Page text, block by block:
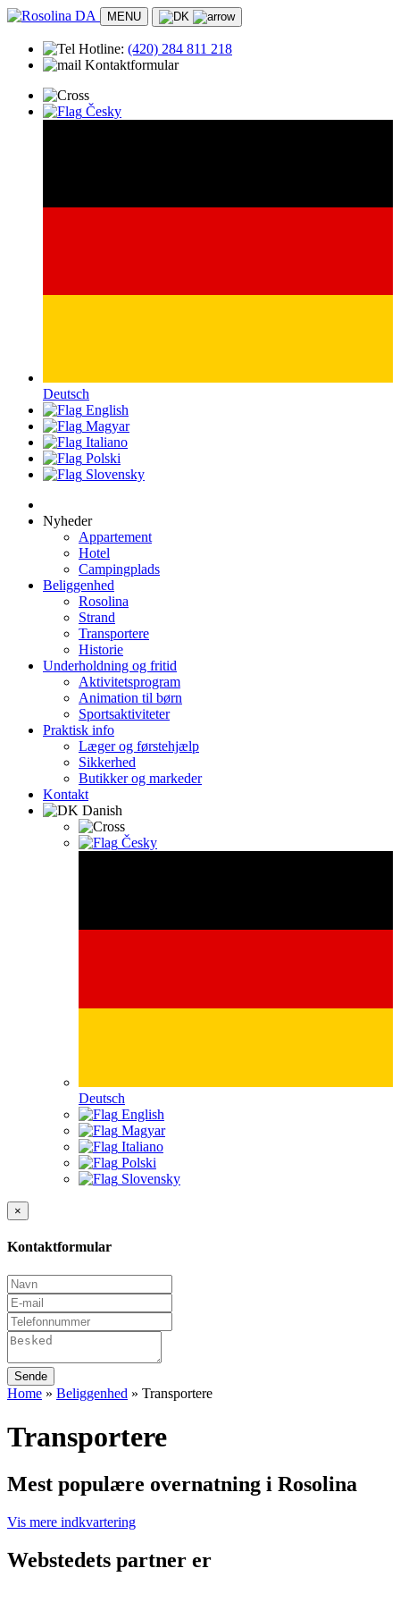
MENU
Hotline: (420) 284 811 218
Kontaktformular
Česky
Deutsch
English
Magyar
Italiano
Polski
Slovensky
Nyheder
Appartement
Sportsaktiviteter
Nyheder
Appartement
Hotel
Campingplads
Beliggenhed
Rosolina
Strand
Transportere
Historie
Underholdning og fritid
Aktivitetsprogram
Animation til børn
Sportsaktiviteter
Praktisk info
Læger og førstehjælp
Sikkerhed
Butikker og markeder
Kontakt
Danish
Česky
Deutsch
English
Magyar
Italiano
Polski
Slovensky
×
Kontaktformular
Sende
Home » Beliggenhed » Transportere
Transportere
Mest populære overnatning i Rosolina
Vis mere indkvartering
Webstedets partner er